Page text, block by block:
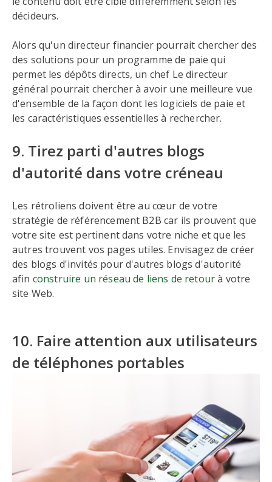
décideurs.
Alors qu'un directeur financier pourrait chercher des
des solutions pour un programme de paie qui
permet les dépôts directs, un chef Le directeur
général pourrait chercher à avoir une meilleure vue
d'ensemble de la façon dont les logiciels de paie et
les caractéristiques essentielles à rechercher.
9. Tirez parti d'autres blogs
d'autorité dans votre créneau
Les rétroliens doivent être au cœur de votre
stratégie de référencement B2B car ils prouvent que
votre site est pertinent dans votre niche et que les
autres trouvent vos pages utiles. Envisagez de créer
des blogs d'invités pour d'autres blogs d'autorité
afin construire un réseau de liens de retourà votre
site Web.
10. Faire attention aux utilisateurs
de téléphones portables